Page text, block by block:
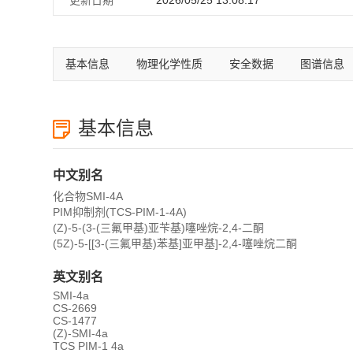
基本信息 物理化学性质 安全数据 图谱信息
基本信息
中文别名
化合物SMI-4A
PIM抑制剂(TCS-PIM-1-4A)
(Z)-5-(3-(三氟甲基)亚苄基)噻唑烷-2,4-二酮
(5Z)-5-[[3-(三氟甲基)苯基]亚甲基]-2,4-噻唑烷二酮
英文别名
SMI-4a
CS-2669
CS-1477
(Z)-SMI-4a
TCS PIM-1 4a